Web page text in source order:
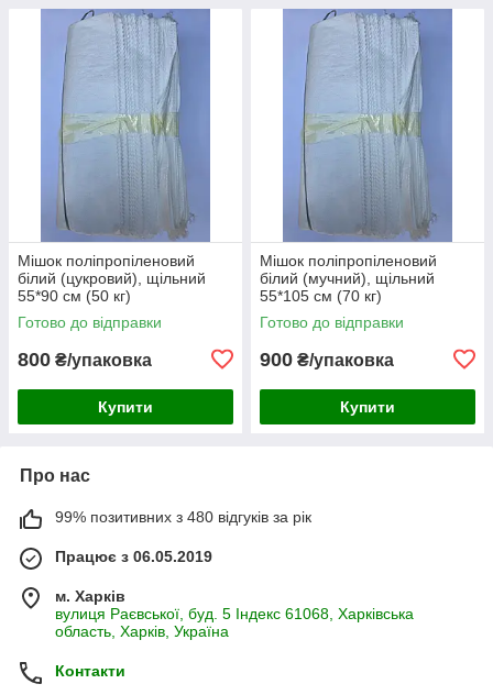
Мішок поліпропіленовий
білий (цукровий), щільний
55*90 см (50 кг)
Готово до відправки
800 ₴/упаковка
Купити
Мішок поліпропіленовий
білий (мучний), щільний
55*105 см (70 кг)
Готово до відправки
900 ₴/упаковка
Купити
Про нас
99% позитивних з 480 відгуків за рік
Працює з 06.05.2019
м. Харків
вулиця Раєвської, буд. 5 Індекс 61068, Харківська
область, Харків, Україна
Контакти